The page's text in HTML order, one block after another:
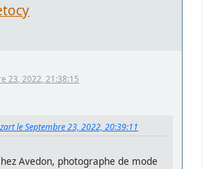
23, 2022, 21:38:15
le Septembre 23, 2022, 20:39:11
Avedon, photographe de mode